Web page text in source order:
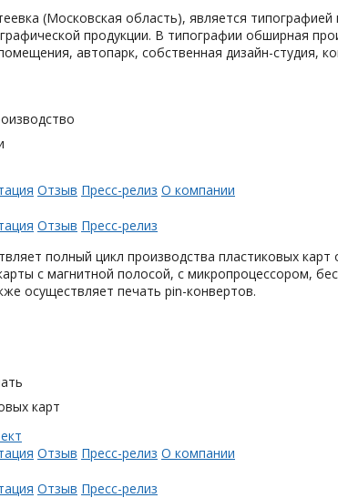
(Московская область), является типографией
продукции. В типографии обширная
автопарк, собственная дизайн-студия,
Отзыв Пресс-релиз О компании
Отзыв Пресс-релиз
полный цикл производства пластиковых
с магнитной полосой, с микропроцессором,
осуществляет печать pin-конвертов.
карт
Отзыв Пресс-релиз О компании
Отзыв Пресс-релиз